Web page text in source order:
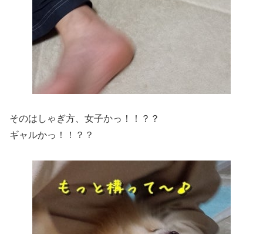
そのはしゃぎ方、女子かっ！！？？
ギャルかっ！！？？